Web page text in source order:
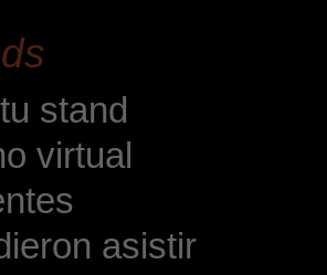
stand
virtual
asistir